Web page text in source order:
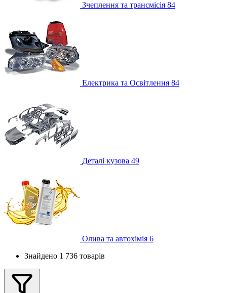
Зчеплення та трансмісія 84
Електрика та Освітлення 84
Деталі кузова 49
Олива та автохімія 6
Знайдено 1 736 товарів